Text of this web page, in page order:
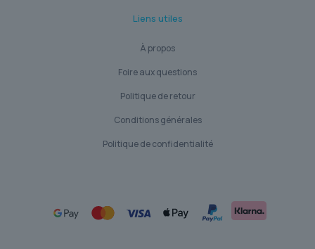
Liens utiles
À propos
Foire aux questions
Politique de retour
Conditions générales
Politique de confidentialité